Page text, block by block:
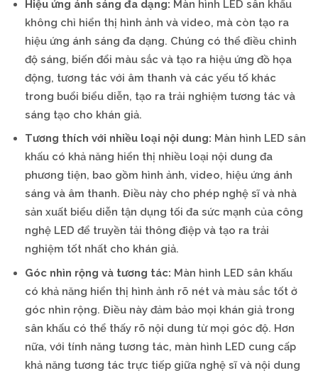
Hiệu ứng ánh sáng đa dạng: Màn hình LED sân khấu
không chỉ hiển thị hình ảnh và video, mà còn tạo ra
hiệu ứng ánh sáng đa dạng. Chúng có thể điều chỉnh
độ sáng, biến đổi màu sắc và tạo ra hiệu ứng đồ họa
động, tương tác với âm thanh và các yếu tố khác
trong buổi biểu diễn, tạo ra trải nghiệm tương tác và
sáng tạo cho khán giả.
Tương thích với nhiều loại nội dung: Màn hình LED sân
khấu có khả năng hiển thị nhiều loại nội dung đa
phương tiện, bao gồm hình ảnh, video, hiệu ứng ánh
sáng và âm thanh. Điều này cho phép nghệ sĩ và nhà
sản xuất biểu diễn tận dụng tối đa sức mạnh của công
nghệ LED để truyền tải thông điệp và tạo ra trải
nghiệm tốt nhất cho khán giả.
Góc nhìn rộng và tương tác: Màn hình LED sân khấu
có khả năng hiển thị hình ảnh rõ nét và màu sắc tốt ở
góc nhìn rộng. Điều này đảm bảo mọi khán giả trong
sân khấu có thể thấy rõ nội dung từ mọi góc độ. Hơn
nữa, với tính năng tương tác, màn hình LED cung cấp
khả năng tương tác trực tiếp giữa nghệ sĩ và nội dung